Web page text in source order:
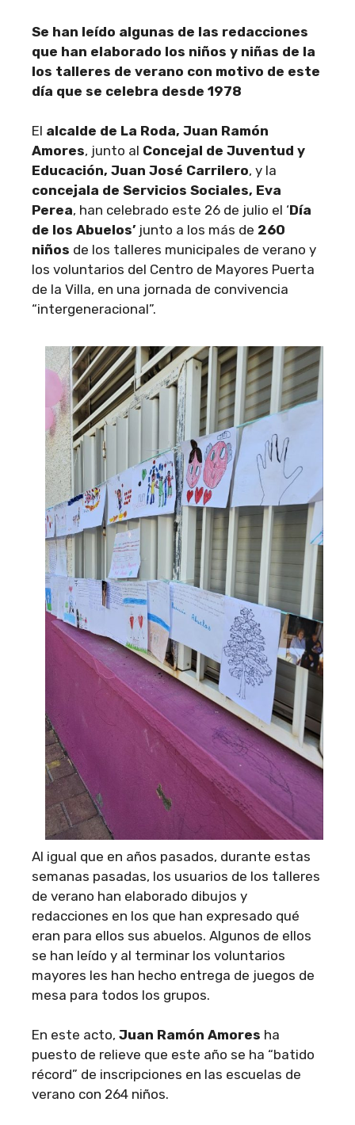
Se han leído algunas de las redacciones
que han elaborado los niños y niñas de la
los talleres de verano con motivo de este
día que se celebra desde 1978
El alcalde de La Roda, Juan Ramón
Amores, junto al Concejal de Juventud y
Educación, Juan José Carrilero, y la
concejala de Servicios Sociales, Eva
Perea, han celebrado este 26 de julio el ‘Día
de los Abuelos’ junto a los más de 260
niños de los talleres municipales de verano y
los voluntarios del Centro de Mayores Puerta
de la Villa, en una jornada de convivencia
“intergeneracional”.
Al igual que en años pasados, durante estas
semanas pasadas, los usuarios de los talleres
de verano han elaborado dibujos y
redacciones en los que han expresado qué
eran para ellos sus abuelos. Algunos de ellos
se han leído y al terminar los voluntarios
mayores les han hecho entrega de juegos de
mesa para todos los grupos.
En este acto, Juan Ramón Amores ha
puesto de relieve que este año se ha “batido
récord” de inscripciones en las escuelas de
verano con 264 niños.